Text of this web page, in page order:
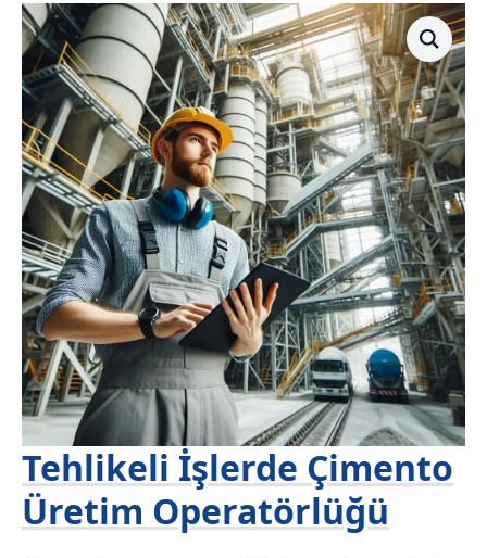
Tehlikeli İşlerde Çimento
Üretim Operatörlüğü